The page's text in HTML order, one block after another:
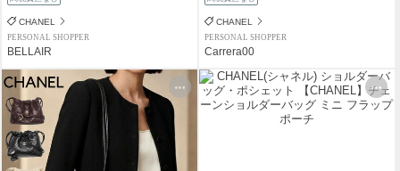
CHANEL
PERSONAL SHOPPER
BELLAIR
CHANEL
PERSONAL SHOPPER
Carrera00